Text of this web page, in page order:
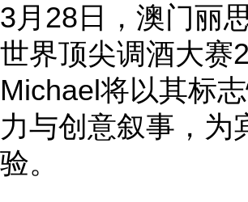
3月28日，澳门丽
世界顶尖调酒大赛
Michael将以其标
力与创意叙事，为
验。